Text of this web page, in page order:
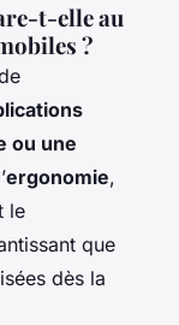
t-elle au
?
ou une
ergonomie,
le
que
dès la